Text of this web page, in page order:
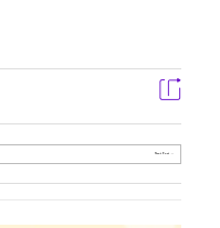
Next Post